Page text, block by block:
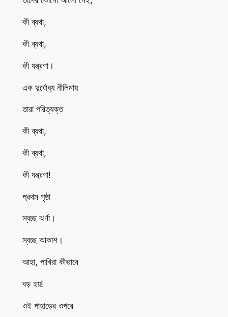
কী ব্যথা,
কী ব্যথা,
কী যন্ত্রণা।
এক দুর্বোধ্য নীলিমায়
তারা পরিত্যক্ত
কী ব্যথা,
কী ব্যথা,
কী যন্ত্রণা!
প্রথম পৃষ্ঠা
স্বচ্ছ ঝর্ণা।
স্বচ্ছ আকাশ।
আহা, পাখিরা কীভাবে
বড় হয়!
ওই পাহাড়ের ওপরে